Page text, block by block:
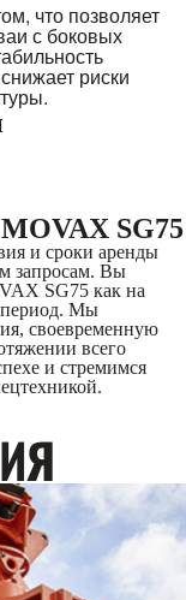
что позволяет
с боковых
риски
SG75
и сроки аренды
запросам. Вы
SG75 как на
период. Мы
своевременную
всего
и стремимся